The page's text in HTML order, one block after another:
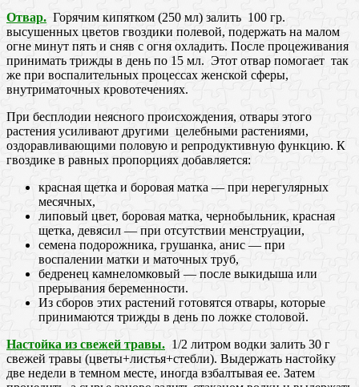
Отвар. Горячим кипятком (250 мл) залить 100 гр.
высушенных цветов гвоздики полевой, подержать на малом
огне минут пять и сняв с огня охладить. После процеживания
принимать трижды в день по 15 мл. Этот отвар помогает так
же при воспалительных процессах женской сферы,
внутриматочных кровотечениях.
При бесплодии неясного происхождения, отвары этого
растения усиливают другими целебными растениями,
оздоравливающими половую и репродуктивную функцию. К
гвоздике в равных пропорциях добавляется:
красная щетка и боровая матка — при нерегулярных
месячных,
липовый цвет, боровая матка, чернобыльник, красная
щетка, девясил — при отсутствии менструации,
семена подорожника, грушанка, анис — при
воспалении матки и маточных труб,
бедренец камнеломковый — после выкидыша или
прерывания беременности.
Из сборов этих растений готовятся отвары, которые
принимаются трижды в день по ложке столовой.
Настойка из свежей травы. 1/2 литром водки залить 30 г
свежей травы (цветы+листья+стебли). Выдержать настойку
две недели в темном месте, иногда взбалтывая ее. Затем